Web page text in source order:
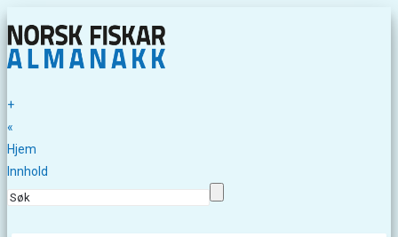
+
«
Hjem
Innhold